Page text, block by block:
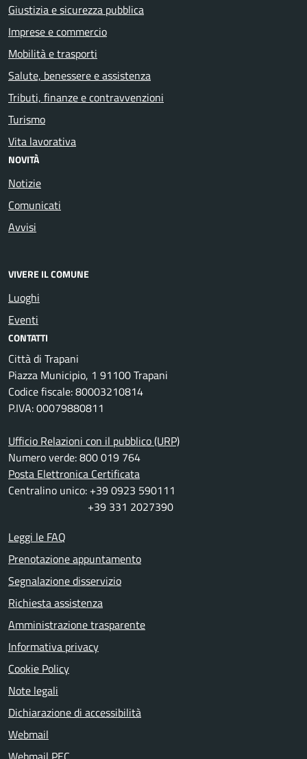
Giustizia e sicurezza pubblica
Imprese e commercio
Mobilità e trasporti
Salute, benessere e assistenza
Tributi, finanze e contravvenzioni
Turismo
Vita lavorativa
NOVITÀ
Notizie
Comunicati
Avvisi
VIVERE IL COMUNE
Luoghi
Eventi
CONTATTI
Città di Trapani
Piazza Municipio, 1 91100 Trapani
Codice fiscale: 80003210814
P.IVA: 00079880811
Ufficio Relazioni con il pubblico (URP)
Numero verde: 800 019 764
Posta Elettronica Certificata
Centralino unico: +39 0923 590111
+39 331 2027390
Leggi le FAQ
Prenotazione appuntamento
Segnalazione disservizio
Richiesta assistenza
Amministrazione trasparente
Informativa privacy
Cookie Policy
Note legali
Dichiarazione di accessibilità
Webmail